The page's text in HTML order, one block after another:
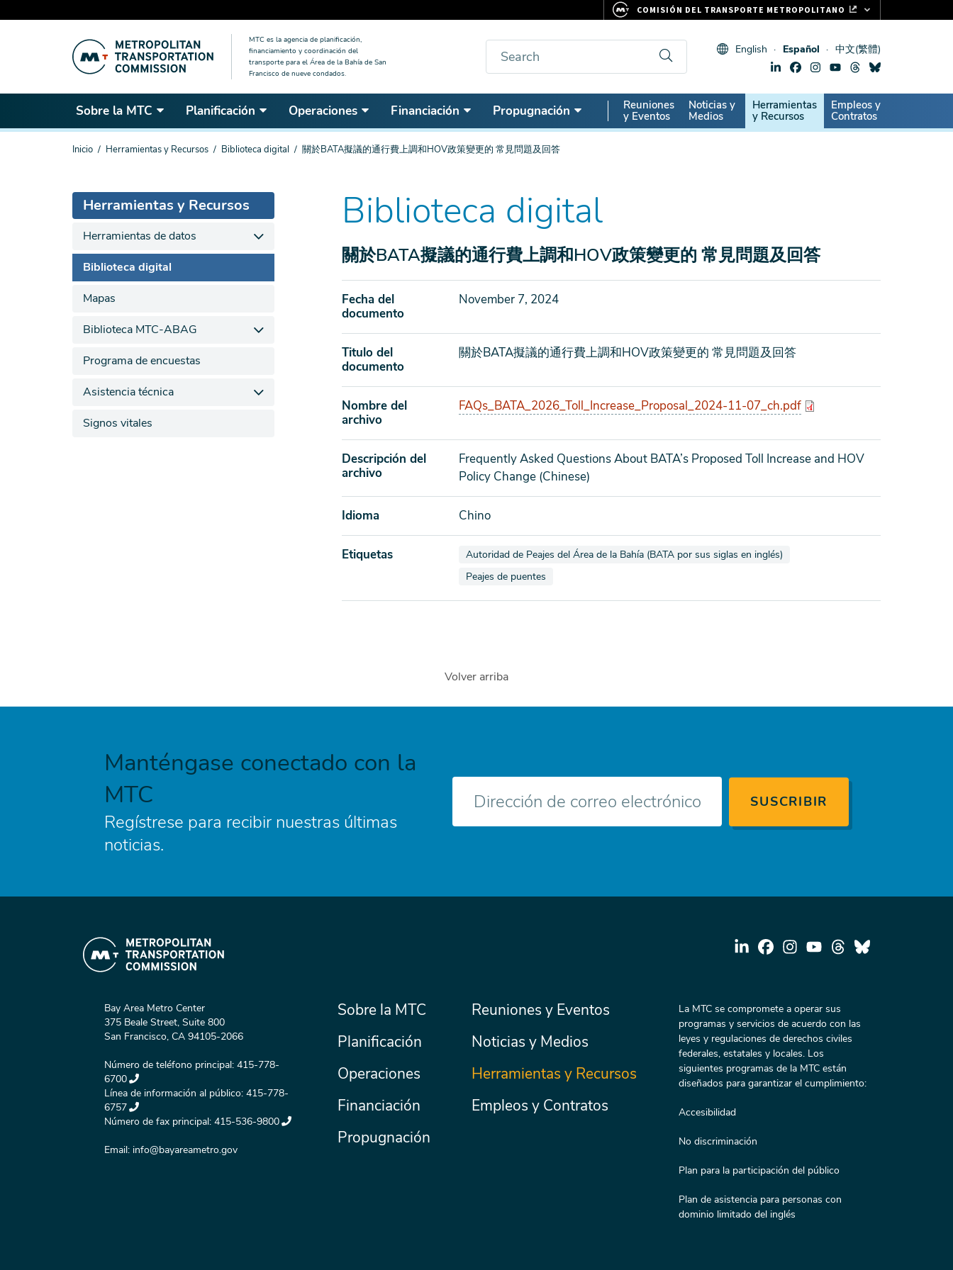
MTC es la agencia de planificación,
financiamiento y coordinación del
transporte para el Área de la Bahía de San
Francisco de nueve condados.
Buscar English Español 中文(繁體)
Sobre la MTC Planificación Operaciones Financiación Propugnación
Secondary
Nav
Reuniones
y Eventos
Noticias y
Medios
Herramientas
y Recursos
Empleos y
Contratos
Estás
Inicio Herramientas y Recursos Biblioteca digital 關於BATA擬議的通行費上調和HOV政策變更的 常見問題及回答
Biblioteca digital
關於BATA擬議的通行費上調和HOV政策變更的 常見問題及回答
Fecha del
documento
November 7, 2024
Titulo del
documento
關於BATA擬議的通行費上調和HOV政策變更的 常見問題及回答
Nombre del
archivo
FAQs_BATA_2026_Toll_Increase_Proposal_2024-11-07_ch.pdf
Descripción del
archivo
Frequently Asked Questions About BATA’s Proposed Toll Increase and HOV
Policy Change (Chinese)
Idioma Chino
Etiquetas Ver documentos también etiquetados como
Autoridad de Peajes del Área de la Bahía (BATA por sus siglas en inglés)
Ver documentos también etiquetados como
Peajes de puentes
Herramientas y Recursos
Herramientas de datos
Biblioteca digital
Mapas
Biblioteca MTC-ABAG
Programa de encuestas
Asistencia técnica
Signos vitales
Volver arriba
Manténgase conectado con la
MTC
Regístrese para recibir nuestras últimas
noticias.
electrónico
Bay Area Metro Center
375 Beale Street, Suite 800
San Francisco, CA 94105-2066
Número de teléfono principal: 415-778-
6700
Línea de información al público: 415-778-
6757
Número de fax principal: 415-536-9800
Email: info@bayareametro.gov
Menú
principal
Sobre la MTC
Planificación
Operaciones
Financiación
Propugnación
Secondary
Reuniones y Eventos
Noticias y Medios
Herramientas y Recursos
Empleos y Contratos
La MTC se compromete a operar sus
programas y servicios de acuerdo con las
leyes y regulaciones de derechos civiles
federales, estatales y locales. Los
siguientes programas de la MTC están
diseñados para garantizar el cumplimiento:
Accesibilidad
No discriminación
Plan para la participación del público
Plan de asistencia para personas con
dominio limitado del inglés
COMISIÓN DEL TRANSPORTE METROPOLITANO
CLIPPER CARD
511.ORG